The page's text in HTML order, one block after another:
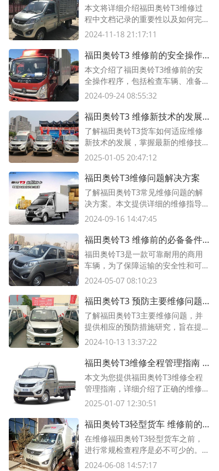
本文将详细介绍福田奥铃T3维修过
程中文档记录的重要性以及如何完成
有效的文档记录，包括使用表格等工
了解如何提高维修过程中的效率和可
追溯性。
2024-11-18 21:17:11
福田奥铃T3 维修前的安全操作程序
本文介绍了福田奥铃T3维修前的安
全操作程序，包括检查车辆、准备工
具材料、遵守操作规程等方面的内
修过程中的安全性和效率性。
2024-09-24 08:55:32
福田奥铃T3 维修新技术的发展与适应
了解福田奥铃T3货车如何适应维修
新技术的发展，掌握最新的维修技巧
和方法，提高维修效率和质量。阅读
2025-01-05 20:47:12
福田奥铃T3维修问题解决方案
了解福田奥铃T3常见维修问题的解
决方案。本文提供详细的维修指导，
帮助您轻松应对各种技术难题。
2024-09-16 14:47:45
福田奥铃T3 维修前的必备备件清单，保障您的运输安全
福田奥铃T3是一款可靠耐用的商用
车辆，为了保障运输的安全性和可靠
性，在进行维修工作前，了解必备备
绍福田奥铃T3的维修前必备备件清
单，以确保您的车辆在维修过程中得
到及时修复和更换。
2024-05-07 08:10:23
福田奥铃T3 预防主要维修问题的措施研究
了解福田奥铃T3主要维修问题，并
提供相应的预防措施研究，旨在提升
车辆的可靠性与耐用性。同时附上相
2024-10-13 13:37:22
福田奥铃T3维修全程管理指南 了解正确的维修步骤与管理策略
本文为您提供福田奥铃T3维修全程
管理指南，详细介绍了正确的维修步
骤和有效的管理策略，帮助您更好地
2025-01-07 12:30:51
福田奥铃T3轻型货车 维修前的常规检查程序
在维修福田奥铃T3轻型货车之前，
进行常规检查程序是必不可少的。本
文将介绍福田奥铃T3的常规检查步
2024-06-08 14:57:17